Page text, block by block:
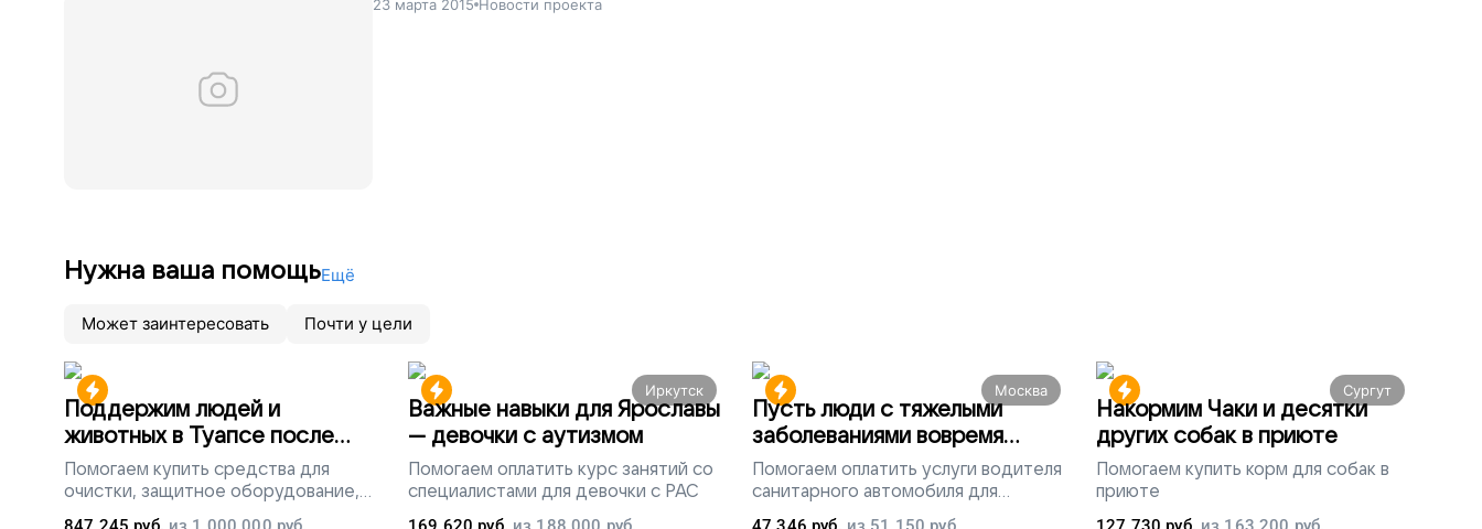
23 марта 2015 Новости проекта
Нужна ваша помощьЕщё
Может заинтересовать Почти у цели
Поддержим людей и
животных в Туапсе после
разлива мазута
Помогаем купить средства для
очистки, защитное оборудование,
лекарства, корм и предметы первой
Иркутск
Важные навыки для Ярославы
— девочки с аутизмом
Помогаем оплатить курс занятий со
специалистами для девочки с РАС
Москва
Пусть люди с тяжелыми
заболеваниями вовремя
попадут на лечение
Помогаем оплатить услуги водителя
санитарного автомобиля для
перевозки тяжелобольных людей
Сургут
Накормим Чаки и десятки
других собак в приюте
Помогаем купить корм для собак в
приюте